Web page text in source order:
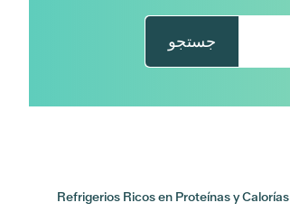
جستجو
Refrigerios Ricos en Proteínas y Calorías